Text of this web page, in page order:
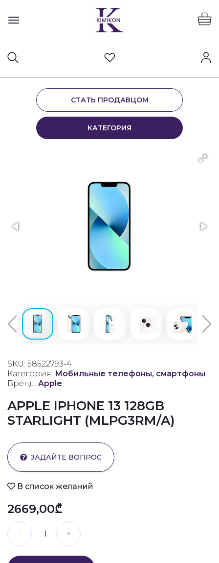
СТАТЬ ПРОДАВЦОМ
КАТЕГОРИЯ
SKU: 58522793-4
Категория: Мобильные телефоны, смартфоны
Бренд: Apple
APPLE IPHONE 13 128GB
STARLIGHT (MLPG3RM/A)
ЗАДАЙТЕ ВОПРОС
В список желаний
2669,00₾